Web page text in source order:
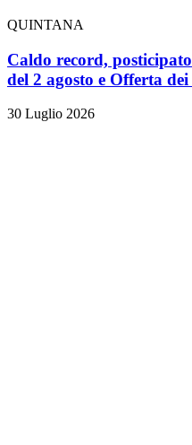
QUINTANA
Caldo record,
del 2 agosto e Offerta
30 Luglio 2026